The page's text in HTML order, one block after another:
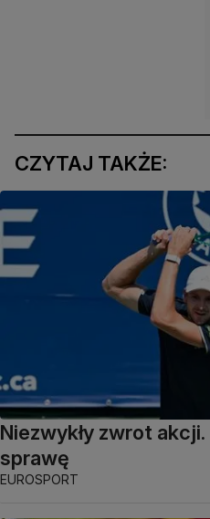
CZYTAJ TAKŻE:
Niezwykły zwrot akcji.
sprawę
EUROSPORT